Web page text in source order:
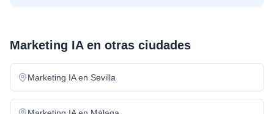
Marketing IAen otras ciudades
Marketing IAen Sevilla